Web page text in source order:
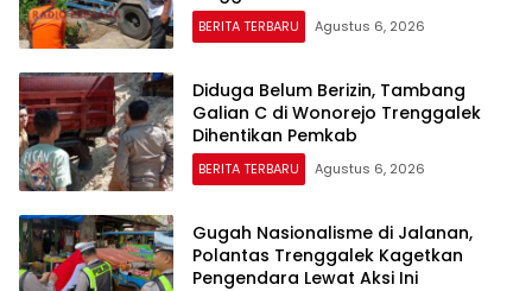
BERITA TERBARU Agustus 6, 2026
Diduga Belum Berizin, Tambang
Galian C di Wonorejo Trenggalek
Dihentikan Pemkab
BERITA TERBARU Agustus 6, 2026
Gugah Nasionalisme di Jalanan,
Polantas Trenggalek Kagetkan
Pengendara Lewat Aksi Ini